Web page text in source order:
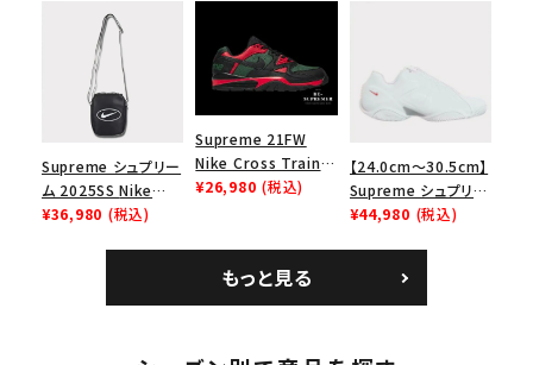
2025AW 2025SS
Tシャツ・ロングスリーブ
リーム ナイキエアフォ
ース１スニーカー シ
ューズ ホワイト
Supreme シュプリー
ム 2025SS Nike
Leather Shoulder
¥36,980 (税込)
Supreme 21FW
Nike Cross Trainer
Low ナイキクロスト
¥26,980 (税込)
【24.0cm～30.5cm】
Supreme シュプリー
ム 2023AW Nike
カー ホワイト 白
¥44,980 (税込)
もっと見る